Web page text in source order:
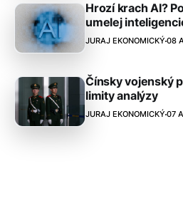
Hrozí krach AI?
umelej
JURAJ EKONOMICKÝ 08
Čínsky vojenský
limity analýzy
JURAJ EKONOMICKÝ 07